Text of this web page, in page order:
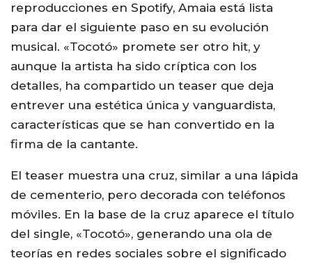
reproducciones en Spotify, Amaia está lista
para dar el siguiente paso en su evolución
musical. «Tocotó» promete ser otro hit, y
aunque la artista ha sido críptica con los
detalles, ha compartido un teaser que deja
entrever una estética única y vanguardista,
características que se han convertido en la
firma de la cantante.
El teaser muestra una cruz, similar a una lápida
de cementerio, pero decorada con teléfonos
móviles. En la base de la cruz aparece el título
del single, «Tocotó», generando una ola de
teorías en redes sociales sobre el significado